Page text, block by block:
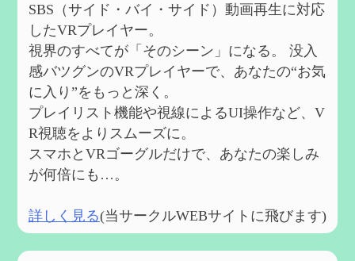
SBS（サイド・バイ・サイド）動画再生に対応
したVRプレイヤー。
視界のすべてが「そのシーン」になる。 没入
感バツグンのVRプレイヤーで、あなたの“お気
に入り”をもっと深く。
プレイリスト機能や視線によるUI操作など、V
R視聴をよりスムーズに。
スマホとVRゴーグルだけで、あなたの楽しみ
が何倍にも…。
詳しく見る(当サークルWEBサイトに飛びます)